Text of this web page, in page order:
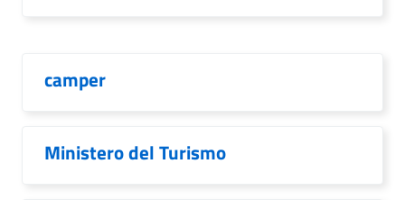
camper
Ministero del Turismo